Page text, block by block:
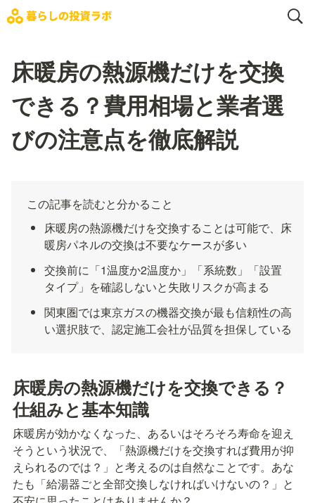
床暖房の熱源機だけを交換
できる？費用相場と業者選
びの注意点を徹底解説
この記事を読むと分かること
床暖房の熱源機だけを交換することは可能で、床
暖房パネルの交換は不要なケースが多い
交換前に「1温度か2温度か」「系統数」「設置
タイプ」を確認しないと失敗リスクが高まる
関東圏では東京ガスの機器交換が最も信頼性の高
い選択肢で、認定施工会社が品質を担保している
床暖房の熱源機だけを交換できる？
仕組みと基本知識
床暖房が効かなくなった、あるいはそろそろ寿命を迎え
そうという状況で、「熱源機だけを交換すれば費用が抑
えられるのでは？」と考えるのは自然なことです。あな
たも「給湯器ごと全部交換しなければいけないの？」と